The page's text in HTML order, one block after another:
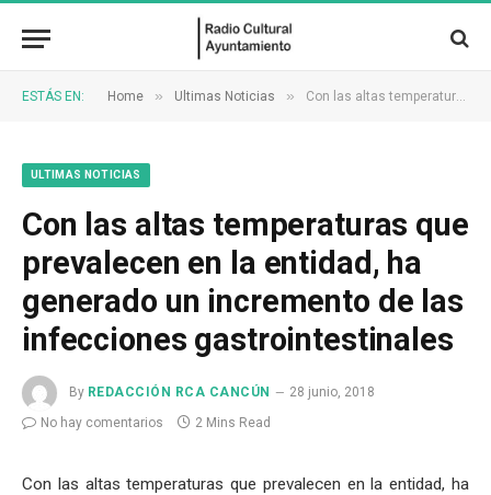
ESTÁS EN: Home » Ultimas Noticias » Con las altas temperaturas que prevalecen en la entidad, ha generado un incremento de las infecciones gastrointestinales
ULTIMAS NOTICIAS
Con las altas temperaturas que
prevalecen en la entidad, ha
generado un incremento de las
infecciones gastrointestinales
By REDACCIÓN RCA CANCÚN
28 junio, 2018
No hay comentarios
2 Mins Read
Con las altas temperaturas que prevalecen en la entidad, ha